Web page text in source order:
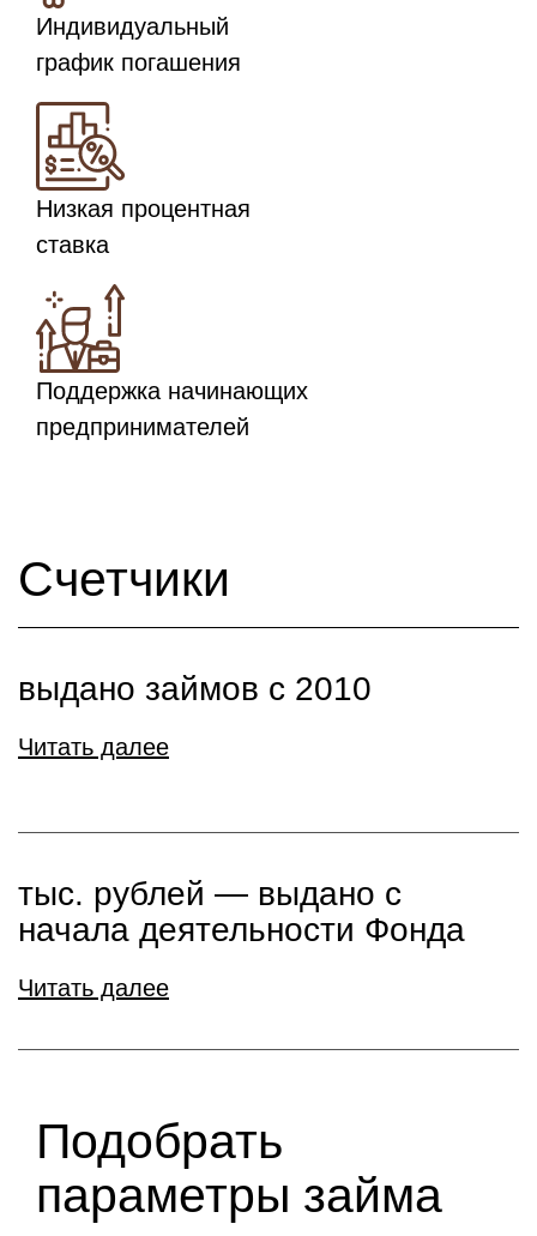
Индивидуальный
график погашения
Низкая процентная
ставка
Поддержка начинающих
предпринимателей
Счетчики
выдано займов с 2010
Читать далее
тыс. рублей ― выдано с
начала деятельности Фонда
Читать далее
Подобрать
параметры займа